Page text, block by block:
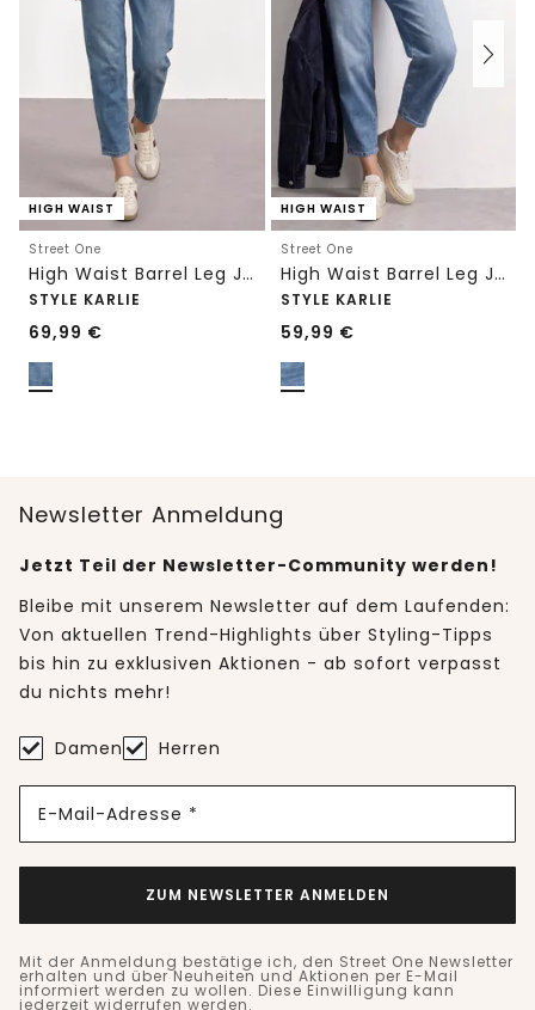
HIGH WAIST
Street One
High Waist Barrel Leg Jeans im Loose Fit
STYLE KARLIE
69,99 €
HIGH WAIST
Street One
High Waist Barrel Leg Jeans im Loose Fit
STYLE KARLIE
59,99 €
Newsletter Anmeldung
Jetzt Teil der Newsletter-Community werden!
Bleibe mit unserem Newsletter auf dem Laufenden:
Von aktuellen Trend-Highlights über Styling-Tipps
bis hin zu exklusiven Aktionen - ab sofort verpasst
du nichts mehr!
Damen Herren
E-Mail-Adresse *
ZUM NEWSLETTER ANMELDEN
Mit der Anmeldung bestätige ich, den Street One Newsletter
erhalten und über Neuheiten und Aktionen per E-Mail
informiert werden zu wollen. Diese Einwilligung kann
jederzeit widerrufen werden.